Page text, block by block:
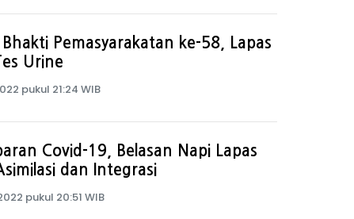
Pemasyarakatan ke-58, Lapas
Urine
pukul 21:24 WIB
Covid-19, Belasan Napi Lapas
dan Integrasi
pukul 20:51 WIB